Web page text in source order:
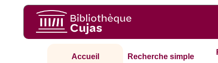
Accueil Recherche simple